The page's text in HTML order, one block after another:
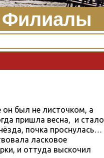
Филиалы
был не листочком, а
пришла весна, и стало
почка проснулась…
ласковое
и оттуда выскочил